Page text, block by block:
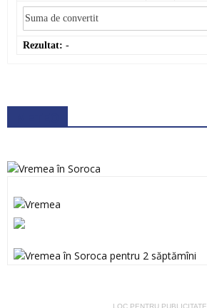
Rezultat: -
LOC PENTRU PUBLICITATE